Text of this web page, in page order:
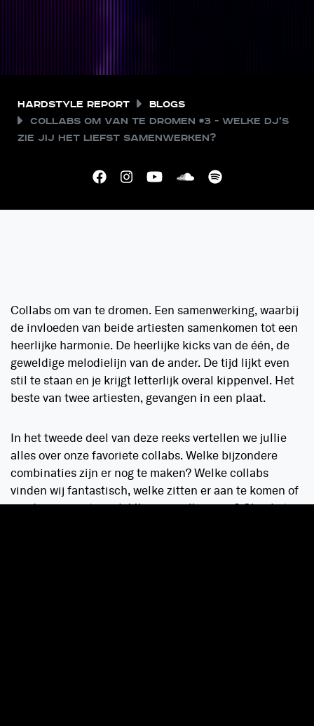
Hardstyle Report
Blogs
Collabs om van te dromen #3 - welke dj’s
zie jij het liefst samenwerken?
Collabs om van te dromen. Een samenwerking, waarbij
de invloeden van beide artiesten samenkomen tot een
heerlijke harmonie. De heerlijke kicks van de één, de
geweldige melodielijn van de ander. De tijd lijkt even
stil te staan en je krijgt letterlijk overal kippenvel. Het
beste van twee artiesten, gevangen in een plaat.
In het tweede deel van deze reeks vertellen we jullie
alles over onze favoriete collabs. Welke bijzondere
combinaties zijn er nog te maken? Welke collabs
vinden wij fantastisch, welke zitten er aan te komen of
zouden we juist nog héél graag willen zien? Check it